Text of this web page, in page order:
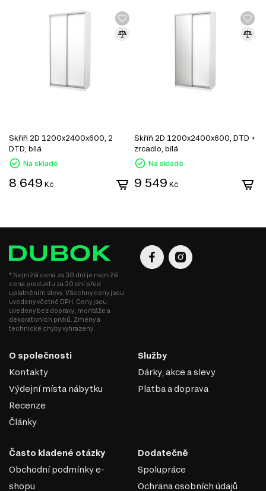
Skříň 2D 1200x2400x600, 2
DTD, bílá
Na skladě
8 649 Kč
Skříň 2D 1200x2400x600, DTD +
zrcadlo, bílá
Na skladě
9 549 Kč
* Nejnižší cena za 30 dní je nejnižší
cena produktu za 30 dní před
uplatněním slevy. Všechny ceny jsou
uvedeny včetně DPH. Ceny jsou
uvedeny bez dopravy, montáže a
dekorativních prvků. Změny a
technické chyby vyhrazeny.
O společnosti
Kontakty
Výdejní místa nábytku
Recenze
Články
Služby
Dárky, akce a slevy
Platba a doprava
Často kladené otázky
Obchodní podmínky e-
shopu
Dodatečně
Spolupráce
Ochrana osobních údajů